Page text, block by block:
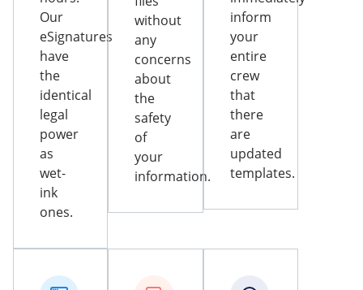
Our
eSignatures
have
the
identical
legal
power
as
wet-
ink
ones.
without
any
concerns
about
the
safety
of
your
information.
inform
your
entire
crew
that
there
are
updated
templates.